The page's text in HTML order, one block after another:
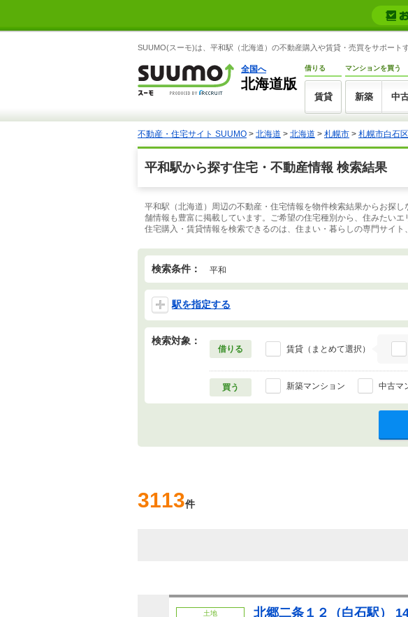
SUUMO(スーモ)は、平和駅（北海道）の不動産購入や賃貸・売買をサポート
全国へ
北海道版
借りる
賃貸
マンションを買う
新築 中
不動産・住宅サイト SUUMO > 北海道 > 北海道 > 札幌市 > 札幌市白石区
平和駅から探す住宅・不動産情報 検索結果
平和駅（北海道）周辺の不動産・住宅情報を物件検索結果からお探
舗情報も豊富に掲載しています。ご希望の住宅種別から、住みたい
住宅購入・賃貸情報を検索できるのは、住まい・暮らしの専門サイト
検索条件： 平和
駅を指定する
検索対象：
借りる 賃貸（まとめて選択）
買う 新築マンション 中古マ
3113件
土地 北郷二条１２（白石駅）